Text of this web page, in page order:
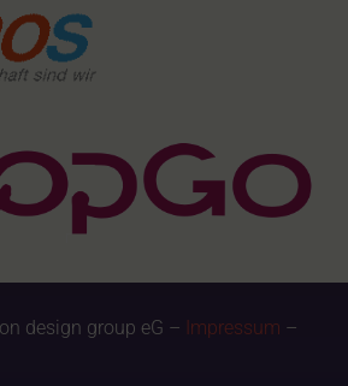
design group eG – Impressum –